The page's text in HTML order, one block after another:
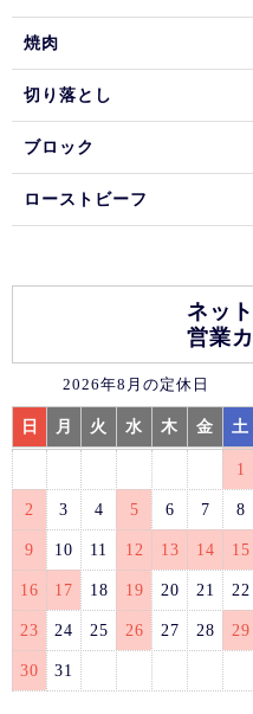
焼肉
切り落とし
ブロック
ローストビーフ
ネッ
営業
2026年8月の定休日
日 月 火 水 木 金 土
1
2 3 4 5 6 7 8
9 10 11 12 13 14 15
16 17 18 19 20 21 22
23 24 25 26 27 28 29
30 31